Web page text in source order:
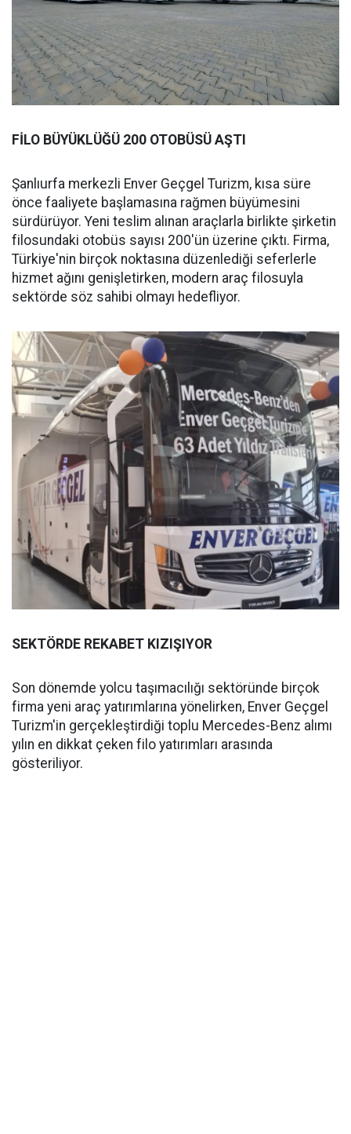
FİLO BÜYÜKLÜĞÜ 200 OTOBÜSÜ AŞTI
Şanlıurfa merkezli Enver Geçgel Turizm, kısa süre
önce faaliyete başlamasına rağmen büyümesini
sürdürüyor. Yeni teslim alınan araçlarla birlikte şirketin
filosundaki otobüs sayısı 200'ün üzerine çıktı. Firma,
Türkiye'nin birçok noktasına düzenlediği seferlerle
hizmet ağını genişletirken, modern araç filosuyla
sektörde söz sahibi olmayı hedefliyor.
SEKTÖRDE REKABET KIZIŞIYOR
Son dönemde yolcu taşımacılığı sektöründe birçok
firma yeni araç yatırımlarına yönelirken, Enver Geçgel
Turizm'in gerçekleştirdiği toplu Mercedes-Benz alımı
yılın en dikkat çeken filo yatırımları arasında
gösteriliyor.